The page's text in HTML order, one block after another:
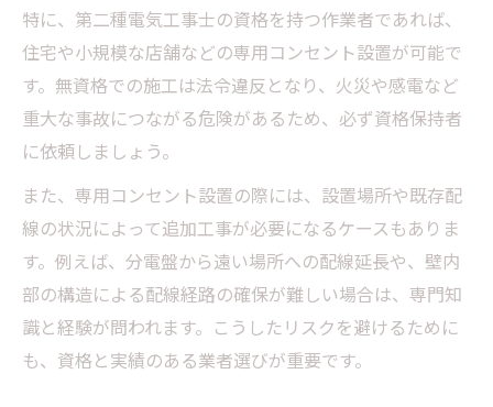
特に、第二種電気工事士の資格を持つ作業者であれば、
住宅や小規模な店舗などの専用コンセント設置が可能で
す。無資格での施工は法令違反となり、火災や感電など
重大な事故につながる危険があるため、必ず資格保持者
に依頼しましょう。
また、専用コンセント設置の際には、設置場所や既存配
線の状況によって追加工事が必要になるケースもありま
す。例えば、分電盤から遠い場所への配線延長や、壁内
部の構造による配線経路の確保が難しい場合は、専門知
識と経験が問われます。こうしたリスクを避けるために
も、資格と実績のある業者選びが重要です。